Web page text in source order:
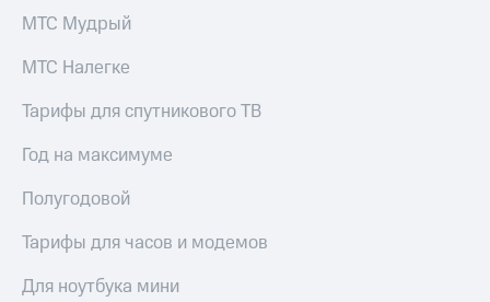
МТС Мудрый
МТС Налегке
Тарифы для спутникового ТВ
Год на максимуме
Полугодовой
Тарифы для часов и модемов
Для ноутбука мини